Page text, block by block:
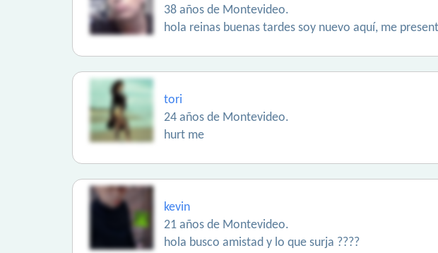
38 años de Montevideo.
hola reinas buenas tardes soy nuevo aquí, me
tori
24 años de Montevideo.
hurt me
kevin
21 años de Montevideo.
hola busco amistad y lo que surja ????